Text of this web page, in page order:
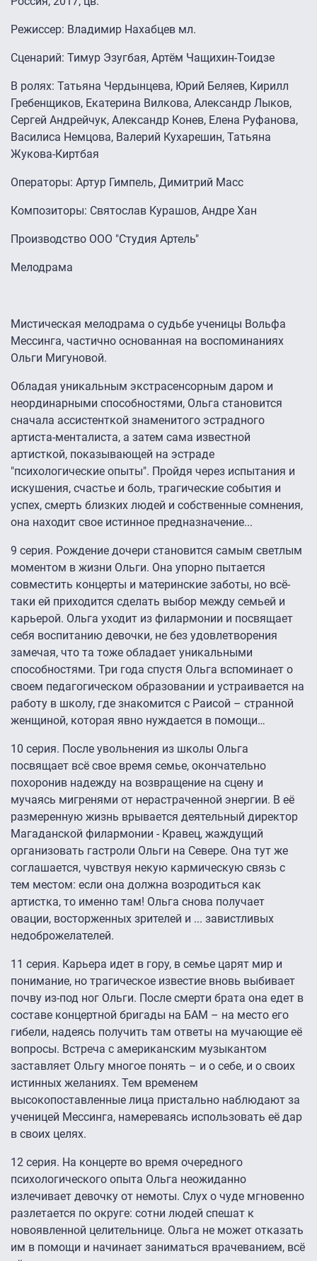
Режиссер: Владимир Нахабцев мл.
Cценарий: Тимур Эзугбая, Артём Чащихин-Тоидзе
В ролях: Татьяна Чердынцева, Юрий Беляев, Кирилл
Гребенщиков, Екатерина Вилкова, Александр Лыков,
Сергей Андрейчук, Александр Конев, Елена Руфанова,
Василиса Немцова, Валерий Кухарешин, Татьяна
Жукова-Киртбая
Операторы: Артур Гимпель, Димитрий Масс
Композиторы: Святослав Курашов, Андре Хан
Производство ООО "Студия Артель"
Мелодрама
Мистическая мелодрама о судьбе ученицы Вольфа
Мессинга, частично основанная на воспоминаниях
Ольги Мигуновой.
Обладая уникальным экстрасенсорным даром и
неординарными способностями, Ольга становится
сначала ассистенткой знаменитого эстрадного
артиста-менталиста, а затем сама известной
артисткой, показывающей на эстраде
"психологические опыты". Пройдя через испытания и
искушения, счастье и боль, трагические события и
успех, смерть близких людей и собственные сомнения,
она находит свое истинное предназначение...
9 серия. Рождение дочери становится самым светлым
моментом в жизни Ольги. Она упорно пытается
совместить концерты и материнские заботы, но всё-
таки ей приходится сделать выбор между семьей и
карьерой. Ольга уходит из филармонии и посвящает
себя воспитанию девочки, не без удовлетворения
замечая, что та тоже обладает уникальными
способностями. Три года спустя Ольга вспоминает о
своем педагогическом образовании и устраивается на
работу в школу, где знакомится с Раисой – странной
женщиной, которая явно нуждается в помощи…
10 серия. После увольнения из школы Ольга
посвящает всё свое время семье, окончательно
похоронив надежду на возвращение на сцену и
мучаясь мигренями от нерастраченной энергии. В её
размеренную жизнь врывается деятельный директор
Магаданской филармонии - Кравец, жаждущий
организовать гастроли Ольги на Севере. Она тут же
соглашается, чувствуя некую кармическую связь с
тем местом: если она должна возродиться как
артистка, то именно там! Ольга снова получает
овации, восторженных зрителей и ... завистливых
недоброжелателей.
11 серия. Карьера идет в гору, в семье царят мир и
понимание, но трагическое известие вновь выбивает
почву из-под ног Ольги. После смерти брата она едет в
составе концертной бригады на БАМ – на место его
гибели, надеясь получить там ответы на мучающие её
вопросы. Встреча с американским музыкантом
заставляет Ольгу многое понять – и о себе, и о своих
истинных желаниях. Тем временем
высокопоставленные лица пристально наблюдают за
ученицей Мессинга, намереваясь использовать её дар
в своих целях.
12 серия. На концерте во время очередного
психологического опыта Ольга неожиданно
излечивает девочку от немоты. Слух о чуде мгновенно
разлетается по округе: сотни людей спешат к
новоявленной целительнице. Ольга не может отказать
им в помощи и начинает заниматься врачеванием, всё